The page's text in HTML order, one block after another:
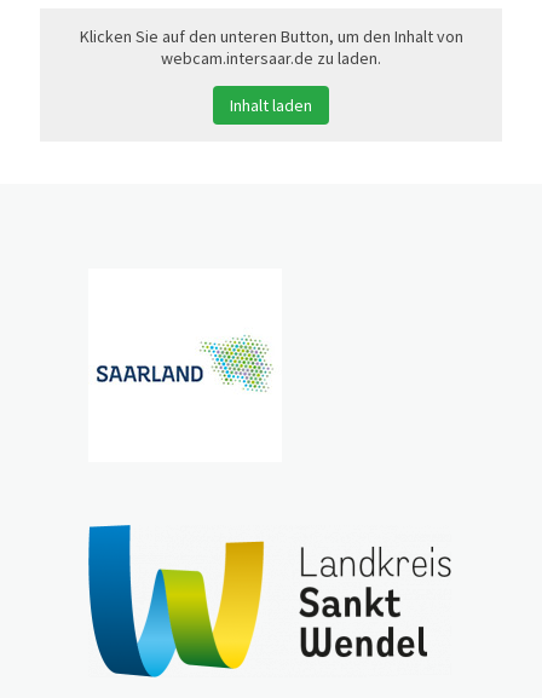
Klicken Sie auf den unteren Button, um den Inhalt von
webcam.intersaar.de zu laden.
Inhalt laden